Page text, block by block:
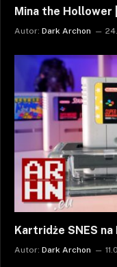
Mina the Hollower
Autor: Dark Archon
Kartridże SNES
Autor: Dark Archon